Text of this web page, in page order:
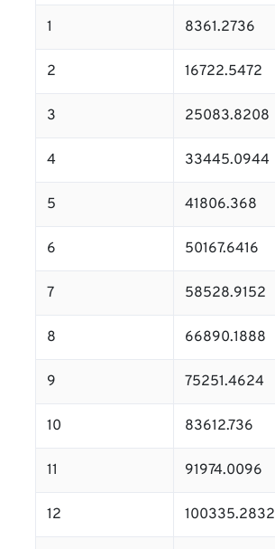
1 8361.2736
2 16722.5472
3 25083.8208
4 33445.0944
5 41806.368
6 50167.6416
7 58528.9152
8 66890.1888
9 75251.4624
10 83612.736
11 91974.0096
12 100335.2832